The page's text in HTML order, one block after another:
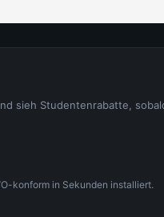
sieh Studentenrabatte,
konform in Sekunden installiert.